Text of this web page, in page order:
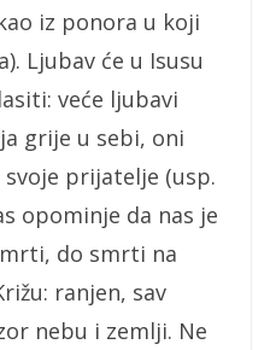
iz ponora u koji
Ljubav će u Isusu
veće ljubavi
grije u sebi, oni
prijatelje (usp.
opominje da nas je
do smrti na
ranjen, sav
nebu i zemlji. Ne